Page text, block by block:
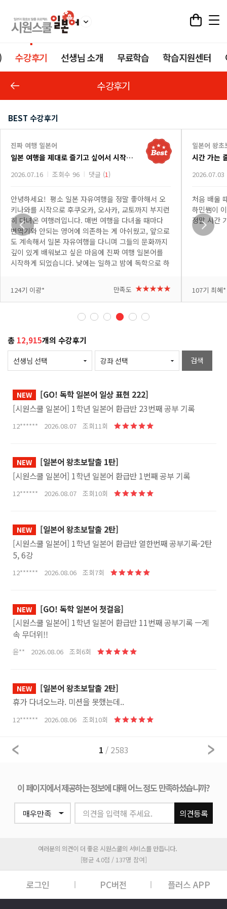
수강후기 선생님 소개 무료학습 학습지원센터
수강후기
BEST 수강후기
진짜 여행 일본어
일본 여행을 제대로 즐기고 싶어서 시작한 진짜 여행 일본어 강의
2026.07.16 조회수 96 댓글 (1)
안녕하세요! 평소 일본 자유여행을 정말 좋아해서 오
키나와를 시작으로 후쿠오카, 오사카, 교토까지 부지런
히 다녀온 여행러입니다. 매번 여행을 다녀올 때마다
번역기와 안되는 영어에 의존하는 게 아쉬웠고, 앞으로
도 계속해서 일본 자유여행을 다니며 그들의 문화까지
깊이 있게 배워보고 싶은 마음에 진짜 여행 일본어를
시작하게 되었습니다. 낮에는 일하고 밤에 독학으로 하
생님이 쉽고 재미있게 가르쳐 주셔서 배울수록 흥미가
붙고 있습니다. 다음 여행에서 꼭 써봐야지 하는 표현
이 나올 때마다 메모도 하고 복습도 하고 있습니다. 반
복해서 제 것으로 만들고 싶고, 시간도 아쉽지만 여러
고 있습니다. 열심히 공부해서 다음 일본 여행은 직접
소통하는 완벽한 자유여행으로 만들어 보겠습니다. 좋
은 강의 감사합니다!
124기 이광* 만족도 ★★★★★
일본어 왕
시간 가는
2026.07.03
처음 배울
하민쌤이
정말 시간
107기 최혜*
총 12,915개의 수강후기
검색
NEW
[GO! 독학 일본어 일상 표현 222]
[시원스쿨 일본어] 1학년 일본어 환급반 23번째 공부 기록
12****** 2026.08.07 조회11회
NEW
[일본어 왕초보탈출 1탄]
[시원스쿨 일본어] 1학년 일본어 환급반 1번째 공부 기록
12****** 2026.08.07 조회10회
NEW
[일본어 왕초보탈출 2탄]
[시원스쿨 일본어] 1학년 일본어 환급반 열한번째 공부기록-2탄
5, 6강
12****** 2026.08.06 조회7회
NEW
[GO! 독학 일본어 첫걸음]
[시원스쿨 일본어] 1학년 일본어 환급반 11번째 공부기록 ㅡ계
속 무더위!!
윤** 2026.08.06 조회6회
NEW
[일본어 왕초보탈출 2탄]
휴가 다녀오느라. 미션을 못했는데..
12****** 2026.08.06 조회10회
1 / 2583
이 페이지에서 제공하는 정보에 대해 어느 정도 만족하셨습니까?
의견을 입력해 주세요. 의견등록
여러분의 의견이 더 좋은 시원스쿨의 서비스를 만듭니다.
[평균 4.0점 / 137명 참여]
로그인 PC버전 플러스 APP